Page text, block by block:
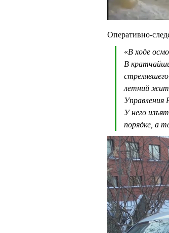
Оперативно-
«В ходе
В
летний
Управления
У него
порядке, а